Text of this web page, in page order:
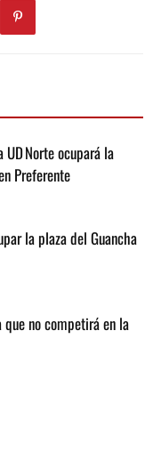
UD Norte ocupará la
Preferente
la plaza del Guancha
que no competirá en la